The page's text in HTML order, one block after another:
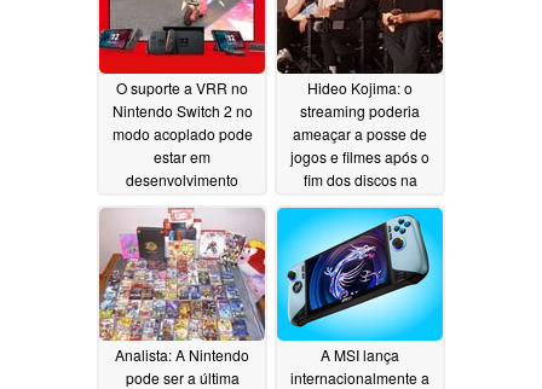
O suporte a VRR no
Nintendo Switch 2 no
modo acoplado pode
estar em
desenvolvimento
07/11/2026
Hideo Kojima: o
streaming poderia
ameaçar a posse de
jogos e filmes após o
fim dos discos na
07/07/2026
Analista: A Nintendo
pode ser a última
A MSI lança
internacionalmente a